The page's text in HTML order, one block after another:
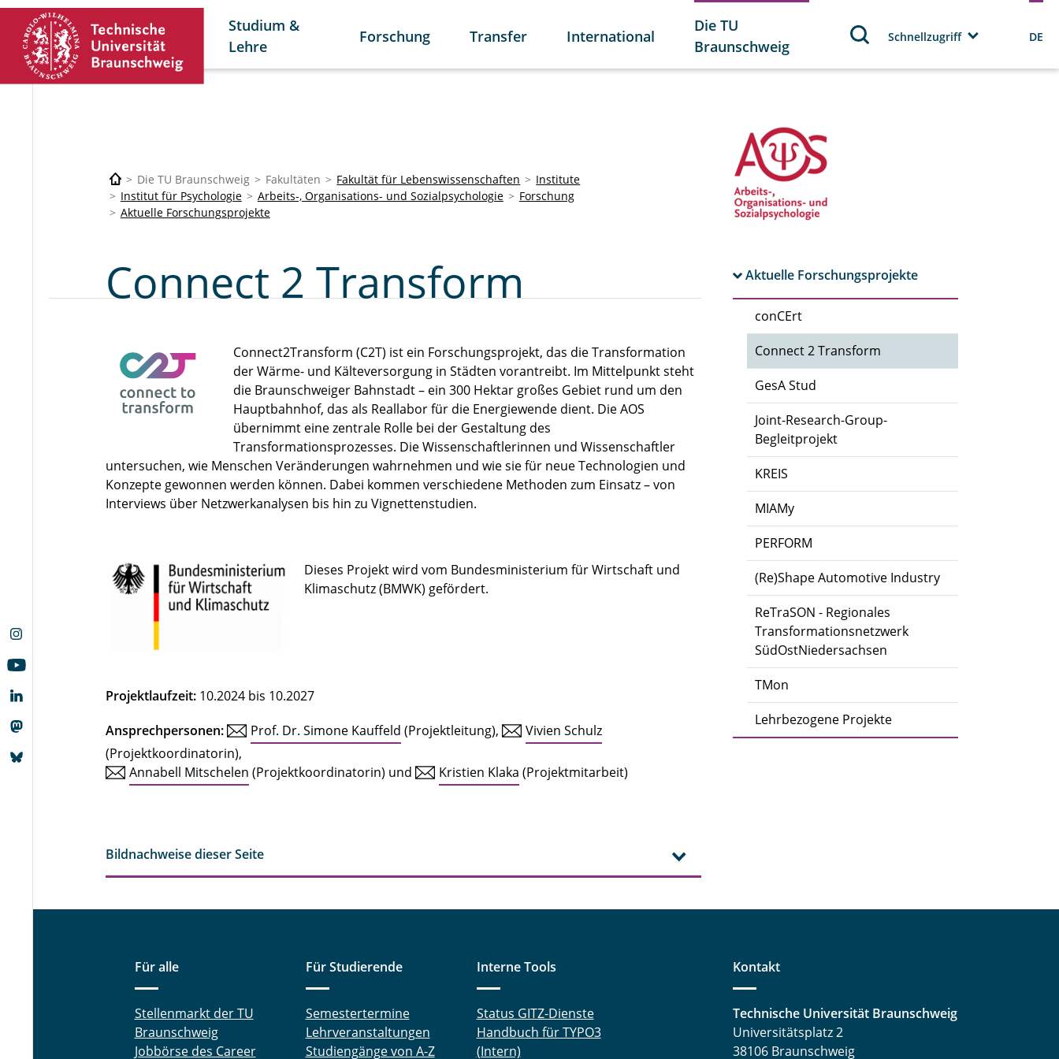
Studium &
Lehre
Forschung Transfer International
Die TU
Braunschweig
Schnellzugriff DE
Die TU Braunschweig Fakultäten Fakultät für Lebenswissenschaften
Institute
Institut für Psychologie
Arbeits-, Organisations- und Sozialpsychologie
Forschung
Aktuelle Forschungsprojekte
Aktuelle Forschungsprojekte
conCErt
Connect 2 Transform
GesA Stud
Joint-Research-Group-
Begleitprojekt
KREIS
MIAMy
PERFORM
(Re)Shape Automotive Industry
ReTraSON - Regionales
Transformationsnetzwerk
SüdOstNiedersachsen
TMon
Lehrbezogene Projekte
Connect 2 Transform
Connect2Transform (C2T) ist ein Forschungsprojekt, das die Transformation
der Wärme- und Kälteversorgung in Städten vorantreibt. Im Mittelpunkt steht
die Braunschweiger Bahnstadt – ein 300 Hektar großes Gebiet rund um den
Hauptbahnhof, das als Reallabor für die Energiewende dient. Die AOS
übernimmt eine zentrale Rolle bei der Gestaltung des
Transformationsprozesses. Die Wissenschaftlerinnen und Wissenschaftler
untersuchen, wie Menschen Veränderungen wahrnehmen und wie sie für neue Technologien und
Konzepte gewonnen werden können. Dabei kommen verschiedene Methoden zum Einsatz – von
Interviews über Netzwerkanalysen bis hin zu Vignettenstudien.
Dieses Projekt wird vom Bundesministerium für Wirtschaft und
Klimaschutz (BMWK) gefördert.
Projektlaufzeit: 10.2024 bis 10.2027
Ansprechpersonen:
Prof. Dr. Simone Kauffeld (Projektleitung),
Vivien Schulz
(Projektkoordinatorin),
Annabell Mitschelen (Projektkoordinatorin) und Kristien Klaka (Projektmitarbeit)
Bildnachweise dieser Seite
Für alle
Stellenmarkt der TU
Braunschweig
Jobbörse des Career
Für Studierende
Semestertermine
Lehrveranstaltungen
Studiengänge von A-Z
Interne Tools
Status GITZ-Dienste
Handbuch für TYPO3
(Intern)
Kontakt
Technische Universität Braunschweig
Universitätsplatz 2
38106 Braunschweig